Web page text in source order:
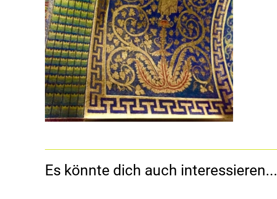
Es könnte dich auch interessieren...